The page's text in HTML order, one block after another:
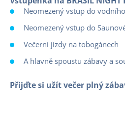
Neomezený vstup do
Neomezený vstup do
Večerní jízdy na tobogánech
A hlavně spoustu zábavy a
Přijďte si užít večer plný